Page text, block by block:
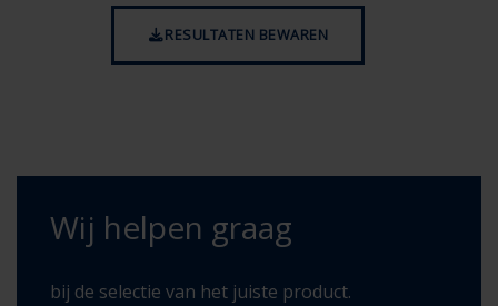
RESULTATEN BEWAREN
Wij helpen graag
bij de selectie van het juiste product.